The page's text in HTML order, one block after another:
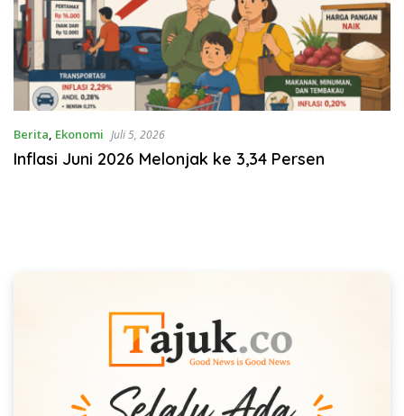
Berita, Ekonomi Juli 5, 2026
Inflasi Juni 2026 Melonjak ke 3,34 Persen